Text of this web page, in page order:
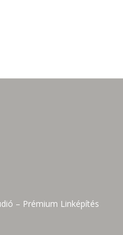
– Prémium Linképítés